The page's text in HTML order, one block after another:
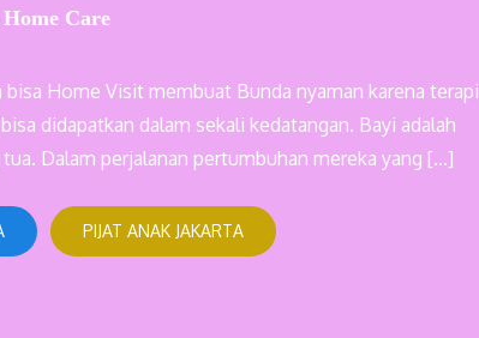
Care
bisa Home Visit membuat Bunda nyaman karena terapi
didapatkan dalam sekali kedatangan. Bayi adalah
Dalam perjalanan pertumbuhan mereka yang […]
PIJAT ANAK JAKARTA